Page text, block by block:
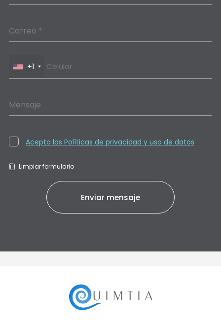
Correo *
+1
Mensaje
Acepto las Políticas de privacidad y uso de datos
Limpiar formulario